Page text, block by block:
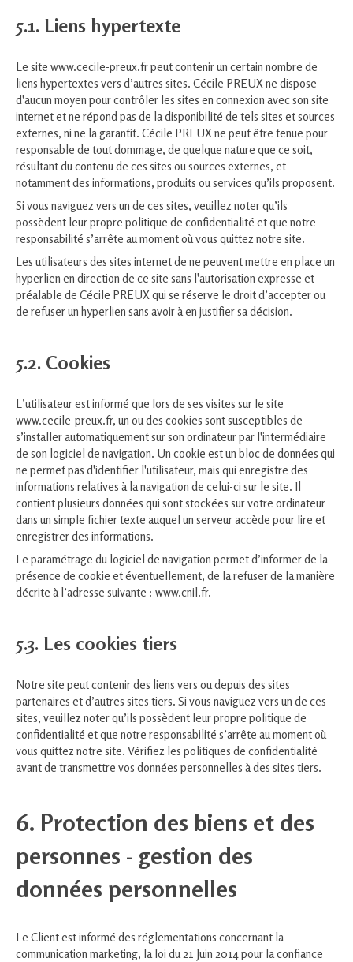
5.1. Liens hypertexte
Le site www.cecile-preux.fr peut contenir un certain nombre de
liens hypertextes vers d’autres sites. Cécile PREUX ne dispose
d'aucun moyen pour contrôler les sites en connexion avec son site
internet et ne répond pas de la disponibilité de tels sites et sources
externes, ni ne la garantit. Cécile PREUX ne peut être tenue pour
responsable de tout dommage, de quelque nature que ce soit,
résultant du contenu de ces sites ou sources externes, et
notamment des informations, produits ou services qu’ils proposent.
Si vous naviguez vers un de ces sites, veuillez noter qu’ils
possèdent leur propre politique de confidentialité et que notre
responsabilité s’arrête au moment où vous quittez notre site.
Les utilisateurs des sites internet de ne peuvent mettre en place un
hyperlien en direction de ce site sans l'autorisation expresse et
préalable de Cécile PREUX qui se réserve le droit d’accepter ou
de refuser un hyperlien sans avoir à en justifier sa décision.
5.2. Cookies
L’utilisateur est informé que lors de ses visites sur le site
www.cecile-preux.fr, un ou des cookies sont susceptibles de
s’installer automatiquement sur son ordinateur par l'intermédiaire
de son logiciel de navigation. Un cookie est un bloc de données qui
ne permet pas d'identifier l'utilisateur, mais qui enregistre des
informations relatives à la navigation de celui-ci sur le site. Il
contient plusieurs données qui sont stockées sur votre ordinateur
dans un simple fichier texte auquel un serveur accède pour lire et
enregistrer des informations.
Le paramétrage du logiciel de navigation permet d’informer de la
présence de cookie et éventuellement, de la refuser de la manière
décrite à l’adresse suivante : www.cnil.fr.
5.3. Les cookies tiers
Notre site peut contenir des liens vers ou depuis des sites
partenaires et d’autres sites tiers. Si vous naviguez vers un de ces
sites, veuillez noter qu’ils possèdent leur propre politique de
confidentialité et que notre responsabilité s’arrête au moment où
vous quittez notre site. Vérifiez les politiques de confidentialité
avant de transmettre vos données personnelles à des sites tiers.
6. Protection des biens et des
personnes - gestion des
données personnelles
Le Client est informé des réglementations concernant la
communication marketing, la loi du 21 Juin 2014 pour la confiance